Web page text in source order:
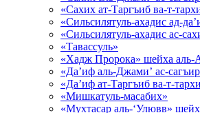
«Сахих ат-Таргъиб ва-т-
«Сильсилятуль-ахадис ад-
«Сильсилятуль-ахадис ас-
«Тавассуль»
«Хадж Пророка» шейха аль-
«Да’иф аль-Джами’ ас-
«Да’иф ат-Таргъиб ва-т-
«Мишкатуль-масабих»
«Мухтасар аль-‘Улювв»